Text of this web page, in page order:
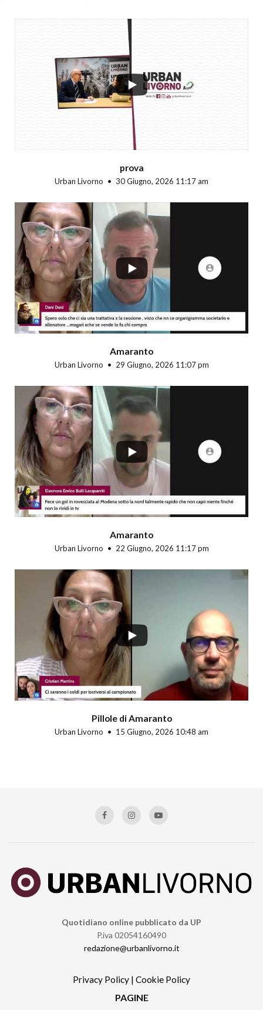
prova
Urban Livorno 30 Giugno, 2026 11:17 am
Amaranto
Urban Livorno 29 Giugno, 2026 11:07 pm
Amaranto
Urban Livorno 22 Giugno, 2026 11:17 pm
Pillole di Amaranto
Urban Livorno 15 Giugno, 2026 10:48 am
Quotidiano online pubblicato da UP
P.iva 02054160490
redazione@urbanlivorno.it
Privacy Policy | Cookie Policy
PAGINE